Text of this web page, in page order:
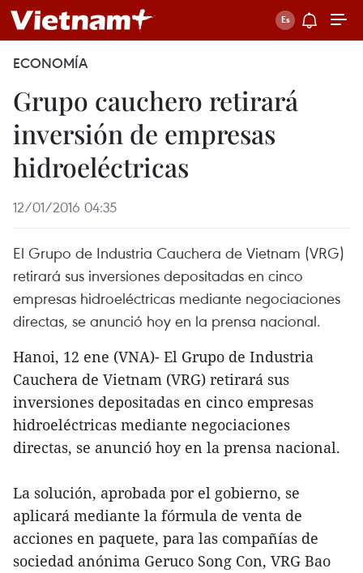
ECONOMÍA
Grupo cauchero retirará
inversión de empresas
hidroeléctricas
12/01/2016 04:35
El Grupo de Industria Cauchera de Vietnam (VRG)
retirará sus inversiones depositadas en cinco
empresas hidroeléctricas mediante negociaciones
directas, se anunció hoy en la prensa nacional.
Hanoi, 12 ene (VNA)- El Grupo de Industria
Cauchera de Vietnam (VRG) retirará sus
inversiones depositadas en cinco empresas
hidroeléctricas mediante negociaciones
directas, se anunció hoy en la prensa nacional.
La solución, aprobada por el gobierno, se
aplicará mediante la fórmula de venta de
acciones en paquete, para las compañías de
sociedad anónima Geruco Song Con, VRG Bao